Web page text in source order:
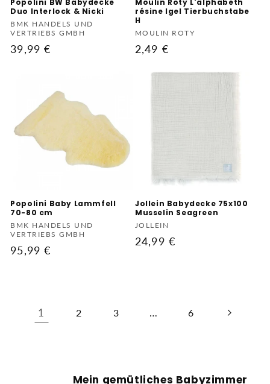
Popolini BW Babydecke
Duo Interlock & Nicki
Anbieter:
BMK HANDELS UND
VERTRIEBS GMBH
Normaler
39,99 €
Moulin Roty L'alphabeth
résine Igel Tierbuchstabe
H
Anbieter:
MOULIN ROTY
Normaler
2,49 €
Popolini Baby Lammfell
70-80 cm
Anbieter:
BMK HANDELS UND
VERTRIEBS GMBH
Normaler
95,99 €
Jollein Babydecke 75x100
Musselin Seagreen
Anbieter:
JOLLEIN
Normaler
24,99 €
1 2 3 … 6
Mein gemütliches Babyzimmer